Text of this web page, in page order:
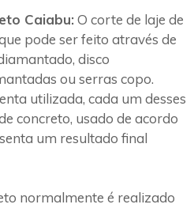
Caiabu: O corte de laje de
pode ser feito através de
disco
ou serras copo.
utilizada, cada um desses
concreto, usado de acordo
um resultado final
normalmente é realizado